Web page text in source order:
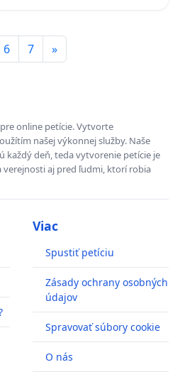
6 7 »
online petície. Vytvorte
našej výkonnej služby. Naše
každý deň, teda vytvorenie petície je
verejnosti aj pred ľudmi, ktorí robia
Viac
Spustiť petíciu
Zásady ochrany osobných
údajov
Spravovať súbory cookie
O nás